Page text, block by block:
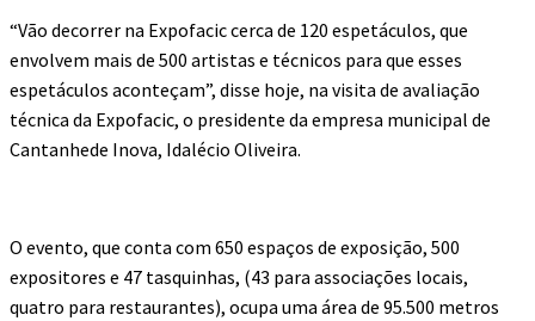
“Vão decorrer na Expofacic cerca de 120 espetáculos, que
envolvem mais de 500 artistas e técnicos para que esses
espetáculos aconteçam”, disse hoje, na visita de avaliação
técnica da Expofacic, o presidente da empresa municipal de
Cantanhede Inova, Idalécio Oliveira.
O evento, que conta com 650 espaços de exposição, 500
expositores e 47 tasquinhas, (43 para associações locais,
quatro para restaurantes), ocupa uma área de 95.500 metros